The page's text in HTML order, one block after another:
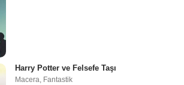
Harry Potter ve Felsefe Taşı
Macera, Fantastik